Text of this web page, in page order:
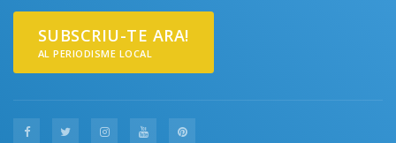
SUBSCRIU-TE ARA!
AL PERIODISME LOCAL